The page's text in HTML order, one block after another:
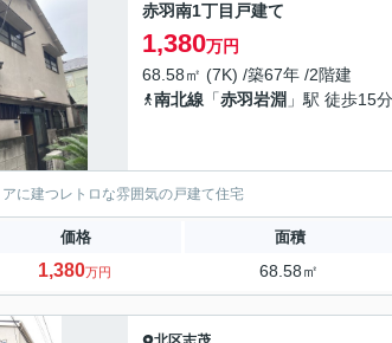
赤羽南1丁目戸建て
1,380万円
68.58㎡ (7K) /築67年 /2階建
南北線 「赤羽岩淵 」駅 徒歩15分
に建つレトロな雰囲気の戸建て住宅
価格 面積
1,380万円 68.58㎡